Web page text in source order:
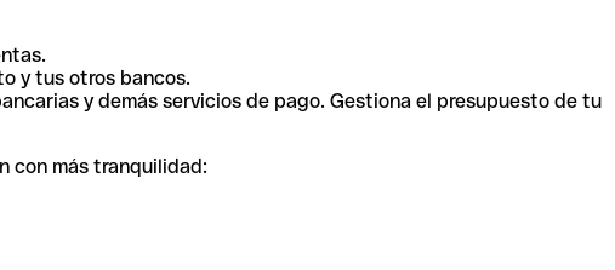
y tus otros bancos.
y demás servicios de pago. Gestiona el presupuesto de tu
con más tranquilidad: